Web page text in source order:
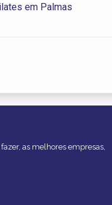
em Palmas
as melhores empresas,